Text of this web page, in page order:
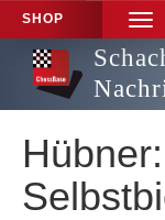
SHOP